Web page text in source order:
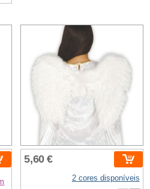
5,60 €
2 cores disponíveis